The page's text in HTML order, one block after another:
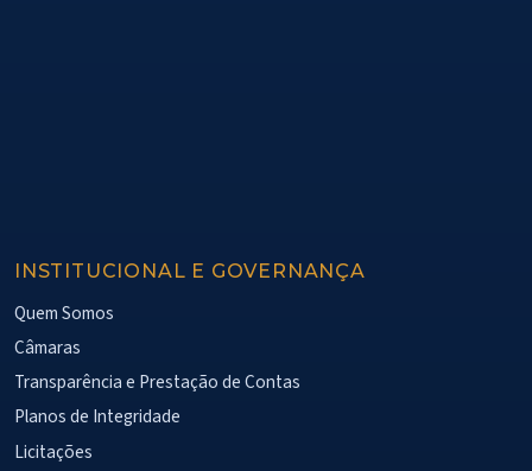
INSTITUCIONAL E GOVERNANÇA
Quem Somos
Câmaras
Transparência e Prestação de Contas
Planos de Integridade
Licitações